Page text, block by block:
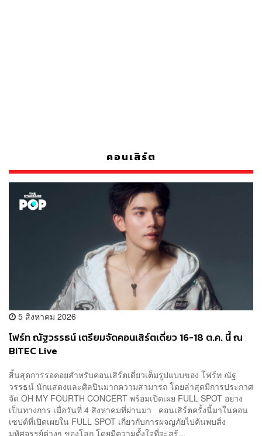
คอนเสิร์ต
5 สิงหาคม 2026
โฟร์ท ณัฐวรรธน์ เตรียมจัดคอนเสิร์ตเดี่ยว 16-18 ต.ค. นี้ ณ
BITEC Live
สิ้นสุดการรอคอยสำหรับคอนเสิร์ตเดี่ยวเต็มรูปแบบของ โฟร์ท ณัฐ
วรรธน์ นักแสดงและศิลปินมากความสามารถ โดยล่าสุดมีการประกาศ
จัด OH MY FOURTH CONCERT พร้อมเปิดเผย FULL SPOT อย่าง
เป็นทางการ เมื่อวันที่ 4 สิงหาคมที่ผ่านมา คอนเสิร์ตครั้งนี้มาในคอน
เซปต์ที่เปิดเผยใน FULL SPOT เกี่ยวกับการผจญภัยไปค้นพบสิ่ง
มหัศจรรย์ต่างๆ ของโลก โดยมีความตั้งใจที่จะสร้...